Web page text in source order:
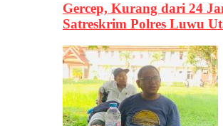
Gercep, Kurang dari 24
Satreskrim Polres Luwu